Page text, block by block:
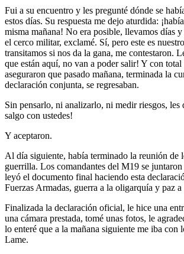
Fui a su encuentro y les pregunté dónde se
estos días. Su respuesta me dejo aturdida:
misma mañana! No era posible, llevamos días
el cerco militar, exclamé. Sí, pero este es
transitamos si nos da la gana, me contestaron.
que están aquí, no van a poder salir! Y con
aseguraron que pasado mañana, terminada la
declaración conjunta, se regresaban.
Sin pensarlo, ni analizarlo, ni medir riesgos, les
salgo con ustedes!
Y aceptaron.
Al día siguiente, había terminado la reunión de
guerrilla. Los comandantes del M19 se
leyó el documento final haciendo esta
Fuerzas Armadas, guerra a la oligarquía y paz a
Finalizada la declaración oficial, le hice una
una cámara prestada, tomé unas fotos, le
lo enteré que a la mañana siguiente me iba con
Lame.